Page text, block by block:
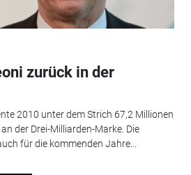
zurück in der
2010 unter dem Strich 67,2 Millionen
der Drei-Milliarden-Marke. Die
für die kommenden Jahre...